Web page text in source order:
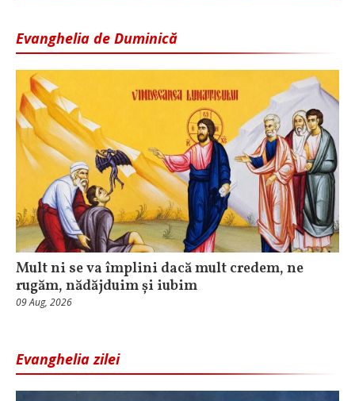
Evanghelia de Duminică
Mult ni se va împlini dacă mult credem, ne
rugăm, nădăjduim și iubim
09 Aug, 2026
Evanghelia zilei